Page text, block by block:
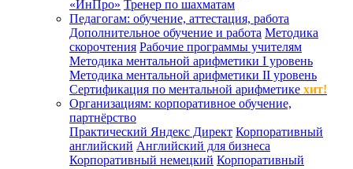
«ИнПро» Тренер по шахматам
Педагогам: обучение, аттестация, работа
Дополнительное обучение и работа Методика
скорочтения Рабочие программы учителям
Методика ментальной арифметики I уровень
Методика ментальной арифметики II уровень
Сертификация по ментальной арифметике хит!
Организациям: корпоративное обучение,
партнёрство
Практический Яндекс Директ Корпоративный
английский Английский для бизнеса
Корпоративный немецкий Корпоративный